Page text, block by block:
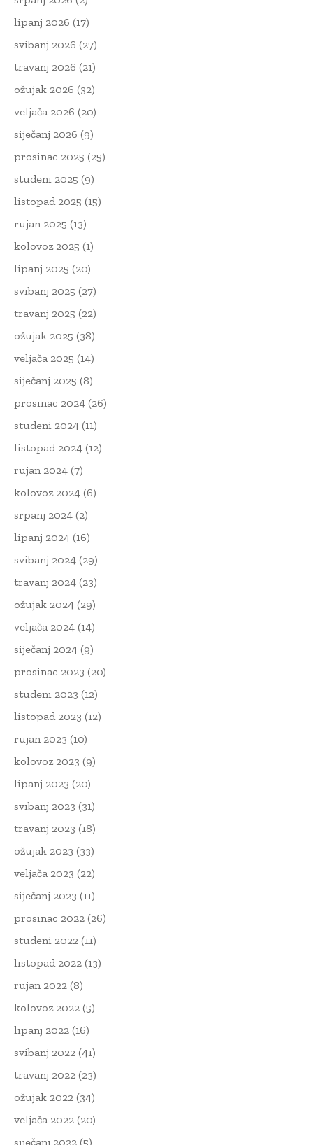
lipanj 2026 (17)
svibanj 2026 (27)
travanj 2026 (21)
ožujak 2026 (32)
veljača 2026 (20)
siječanj 2026 (9)
prosinac 2025 (25)
studeni 2025 (9)
listopad 2025 (15)
rujan 2025 (13)
kolovoz 2025 (1)
lipanj 2025 (20)
svibanj 2025 (27)
travanj 2025 (22)
ožujak 2025 (38)
veljača 2025 (14)
siječanj 2025 (8)
prosinac 2024 (26)
studeni 2024 (11)
listopad 2024 (12)
rujan 2024 (7)
kolovoz 2024 (6)
srpanj 2024 (2)
lipanj 2024 (16)
svibanj 2024 (29)
travanj 2024 (23)
ožujak 2024 (29)
veljača 2024 (14)
siječanj 2024 (9)
prosinac 2023 (20)
studeni 2023 (12)
listopad 2023 (12)
rujan 2023 (10)
kolovoz 2023 (9)
lipanj 2023 (20)
svibanj 2023 (31)
travanj 2023 (18)
ožujak 2023 (33)
veljača 2023 (22)
siječanj 2023 (11)
prosinac 2022 (26)
studeni 2022 (11)
listopad 2022 (13)
rujan 2022 (8)
kolovoz 2022 (5)
lipanj 2022 (16)
svibanj 2022 (41)
travanj 2022 (23)
ožujak 2022 (34)
veljača 2022 (20)
siječanj 2022 (5)